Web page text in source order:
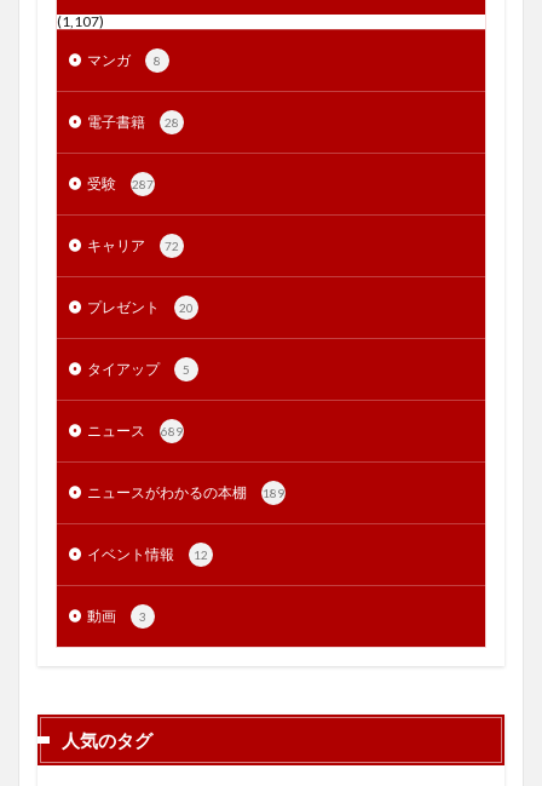
(1,107)
マンガ 8
電子書籍 28
受験 287
キャリア 72
プレゼント 20
タイアップ 5
ニュース 689
ニュースがわかるの本棚 189
イベント情報 12
動画 3
人気のタグ